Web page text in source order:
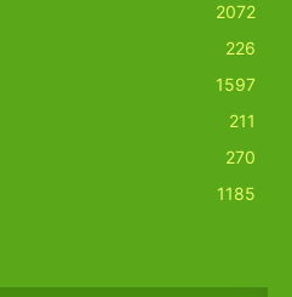
2072
226
1597
211
270
1185